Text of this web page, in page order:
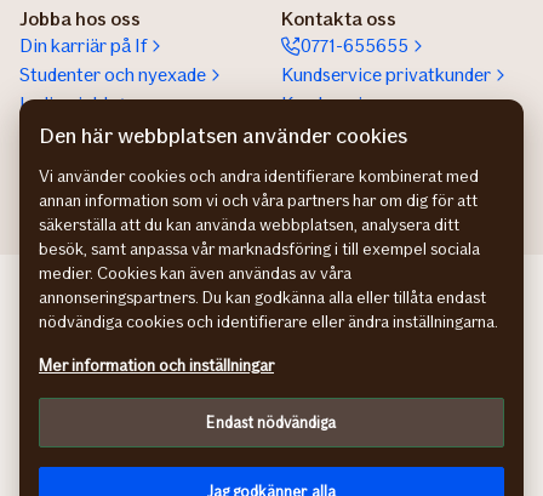
Jobba hos oss
Din karriär på If
Studenter och nyexade
Lediga jobb
Kontakta oss
0771-655655
Kundservice privatkunder
Kundservice
företagskunder
If Skadeforsikring NO
If Skadeforsikring DK
Hantering av personuppgifter
Information om tillgänglighet
Cookies
Anpassa
facebook
instagram
linkedin
youtube
Den här webbplatsen använder cookies
Vi använder cookies och andra identifierare kombinerat med
annan information som vi och våra partners har om dig för att
säkerställa att du kan använda webbplatsen, analysera ditt
besök, samt anpassa vår marknadsföring i till exempel sociala
medier. Cookies kan även användas av våra
annonseringspartners. Du kan godkänna alla eller tillåta endast
nödvändiga cookies och identifierare eller ändra inställningarna.
Mer information och inställningar
Endast nödvändiga
Jag godkänner alla